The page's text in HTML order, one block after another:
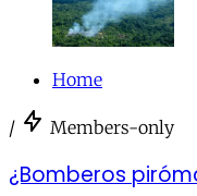
Home
/ Members-only
¿Bomberos